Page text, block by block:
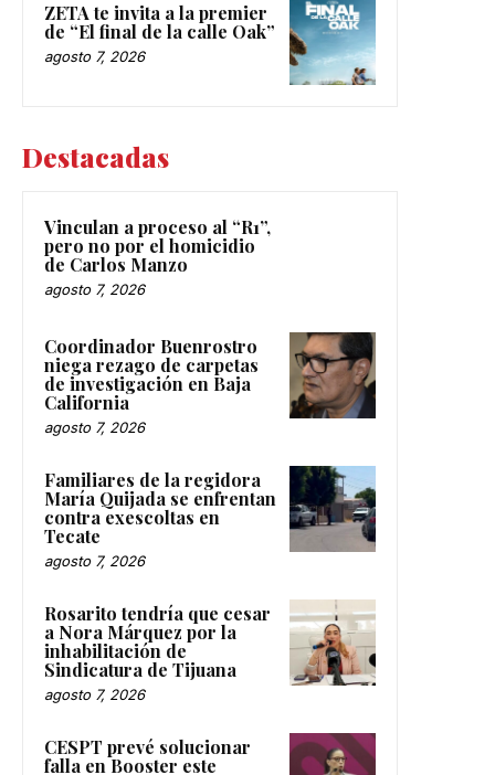
ZETA te invita a la premier
de “El final de la calle Oak”
agosto 7, 2026
Destacadas
Vinculan a proceso al “R1”,
pero no por el homicidio
de Carlos Manzo
agosto 7, 2026
Coordinador Buenrostro
niega rezago de carpetas
de investigación en Baja
California
agosto 7, 2026
Familiares de la regidora
María Quijada se enfrentan
contra exescoltas en
Tecate
agosto 7, 2026
Rosarito tendría que cesar
a Nora Márquez por la
inhabilitación de
Sindicatura de Tijuana
agosto 7, 2026
CESPT prevé solucionar
falla en Booster este